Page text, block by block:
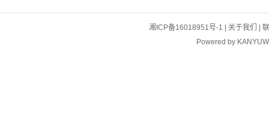
湘ICP备16018951号-1 关于我们
Powered by KANYUW